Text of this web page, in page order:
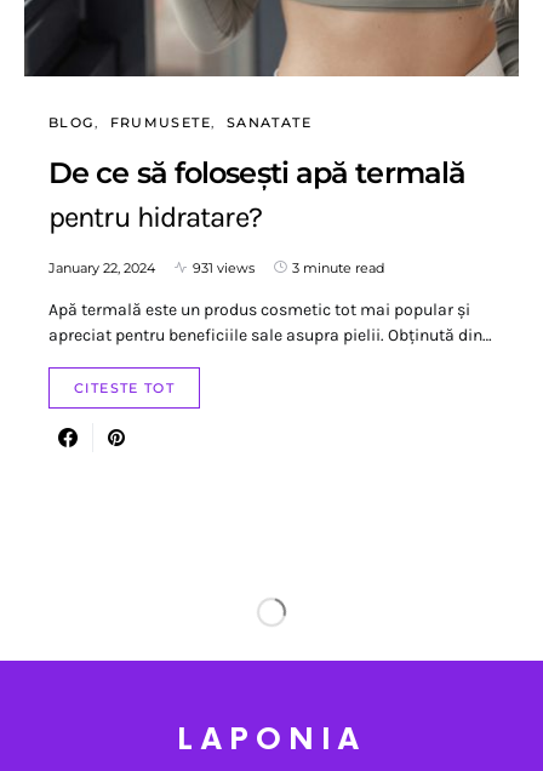
BLOG FRUMUSETE SANATATE
De ce să folosești apă termală
pentru hidratare?
January 22, 2024 931 views 3 minute read
Apă termală este un produs cosmetic tot mai popular și
apreciat pentru beneficiile sale asupra pielii. Obținută din…
CITESTE TOT
LAPONIA